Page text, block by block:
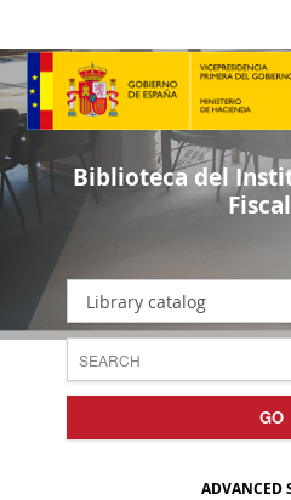
Biblioteca del
Library catalog
GO
ADVANCED